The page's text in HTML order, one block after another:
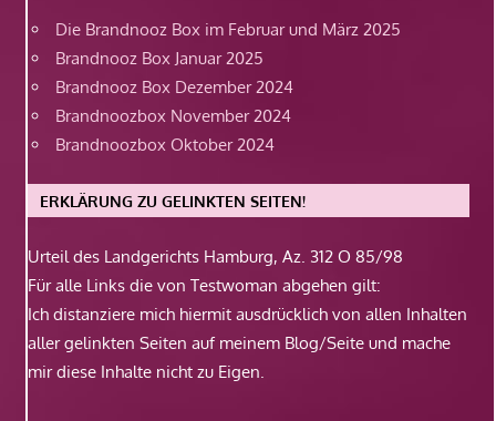
Die Brandnooz Box im Februar und März 2025
Brandnooz Box Januar 2025
Brandnooz Box Dezember 2024
Brandnoozbox November 2024
Brandnoozbox Oktober 2024
ERKLÄRUNG ZU GELINKTEN SEITEN!
Urteil des Landgerichts Hamburg, Az. 312 O 85/98
Für alle Links die von Testwoman abgehen gilt:
Ich distanziere mich hiermit ausdrücklich von allen Inhalten
aller gelinkten Seiten auf meinem Blog/Seite und mache
mir diese Inhalte nicht zu Eigen.